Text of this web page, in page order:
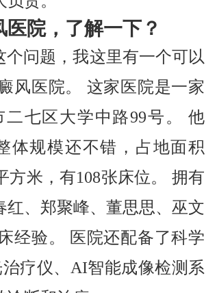
院，了解一下？
个问题，我这里有一个可以
风医院。 这家医院是一家
七区大学中路99号。 他
体规模还不错，占地面积
方米，有108张床位。 拥有
红、郑聚峰、董思思、巫文
经验。 医院还配备了科学
疗仪、AI智能成像检测系